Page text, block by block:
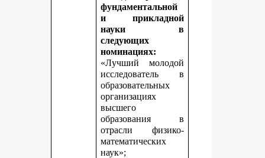
фундаментальной
и прикладной
науки в
следующих
номинациях:
«Лучший молодой
исследователь в
образовательных
организациях
высшего
образования в
отрасли физико-
математических
наук»;